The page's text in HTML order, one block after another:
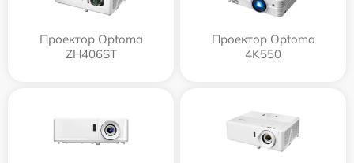
Проектор Optoma
ZH406ST
Проектор Optoma
4K550